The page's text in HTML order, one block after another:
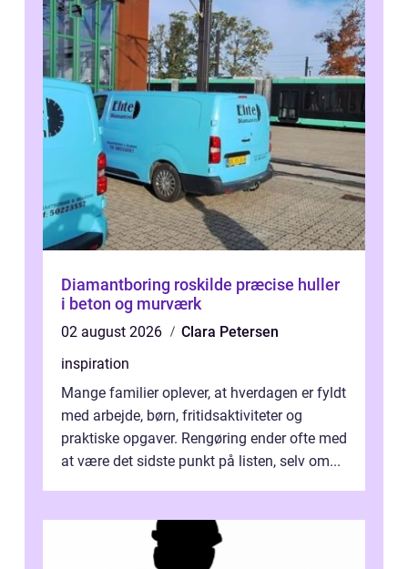
Diamantboring roskilde præcise huller
i beton og murværk
02 august 2026
Clara Petersen
inspiration
Mange familier oplever, at hverdagen er fyldt
med arbejde, børn, fritidsaktiviteter og
praktiske opgaver. Rengøring ender ofte med
at være det sidste punkt på listen, selv om...